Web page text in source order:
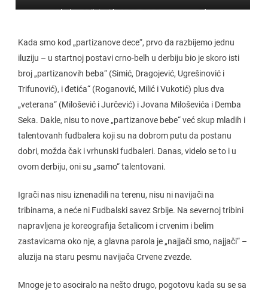
Vladan Milojević FOTO: FK Crvena zveztda
Kada smo kod „partizanove dece“, prvo da razbijemo jednu
iluziju – u startnoj postavi crno-belh u derbiju bio je skoro isti
broj „partizanovih beba“ (Simić, Dragojević, Ugrešinović i
Trifunović), i đetića“ (Roganović, Milić i Vukotić) plus dva
„veterana“ (Milošević i Jurčević) i Jovana Miloševića i Demba
Seka. Dakle, nisu to nove „partizanove bebe“ već skup mladih i
talentovanh fudbalera koji su na dobrom putu da postanu
dobri, možda čak i vrhunski fudbaleri. Danas, videlo se to i u
ovom derbiju, oni su „samo“ talentovani.
Igrači nas nisu iznenadili na terenu, nisu ni navijači na
tribinama, a neće ni Fudbalski savez Srbije. Na severnoj tribini
napravljena je koreografija šetalicom i crvenim i belim
zastavicama oko nje, a glavna parola je „najjači smo, najjači“ –
aluzija na staru pesmu navijača Crvene zvezde.
Mnoge je to asociralo na nešto drugo, pogotovu kada su se sa